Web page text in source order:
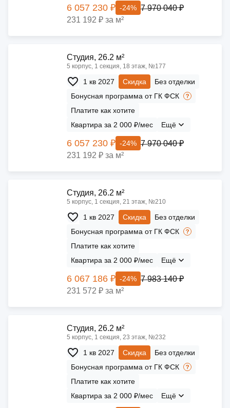
6 057 230 ₽ -24% 7 970 040 ₽
231 192 ₽ за м²
Cтудия, 26.2 м²
5 корпус, 1 секция, 18 этаж, №177
1 кв 2027 Скидка
Без отделки
Бонусная программа от ГК ФСК
Платите как хотите
Квартира за 2 000 ₽/мес
Ещё
6 057 230 ₽ -24% 7 970 040 ₽
231 192 ₽ за м²
Cтудия, 26.2 м²
5 корпус, 1 секция, 21 этаж, №210
1 кв 2027 Скидка
Без отделки
Бонусная программа от ГК ФСК
Платите как хотите
Квартира за 2 000 ₽/мес
Ещё
6 067 186 ₽ -24% 7 983 140 ₽
231 572 ₽ за м²
Cтудия, 26.2 м²
5 корпус, 1 секция, 23 этаж, №232
1 кв 2027 Скидка
Без отделки
Бонусная программа от ГК ФСК
Платите как хотите
Квартира за 2 000 ₽/мес
Ещё